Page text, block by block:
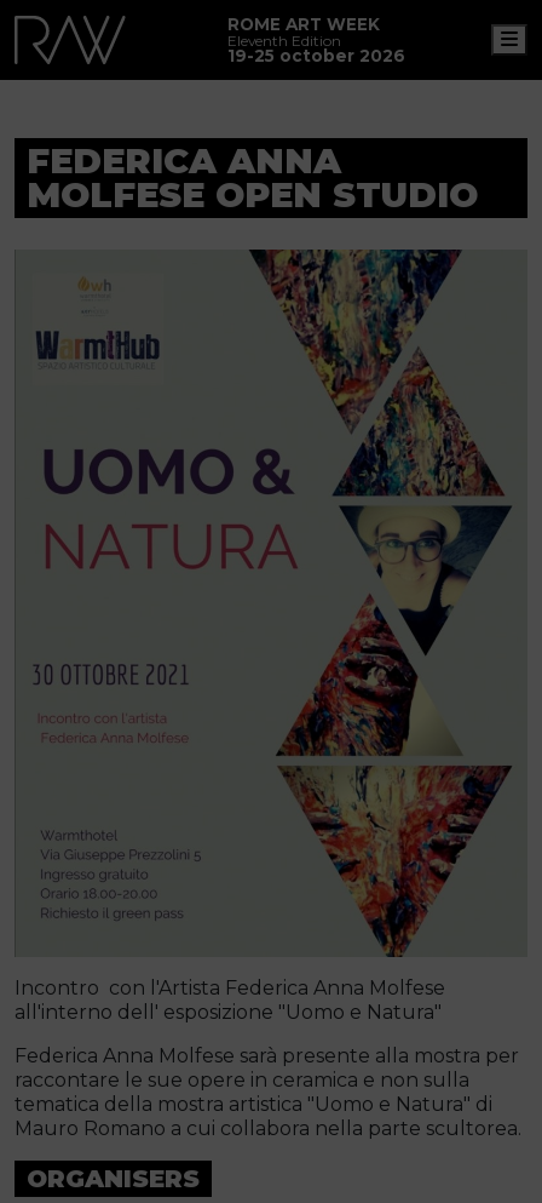
ROME ART WEEK
Eleventh Edition
19-25 october 2026
FEDERICA ANNA
MOLFESE OPEN STUDIO
Incontro con l'Artista Federica Anna Molfese
all'interno dell' esposizione "Uomo e Natura"
Federica Anna Molfese sarà presente alla mostra per
raccontare le sue opere in ceramica e non sulla
tematica della mostra artistica "Uomo e Natura" di
Mauro Romano a cui collabora nella parte scultorea.
ORGANISERS